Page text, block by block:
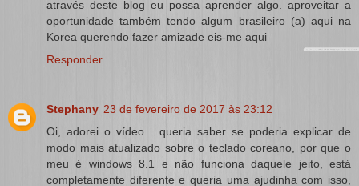
através deste blog eu possa aprender algo. aproveitar a
oportunidade também tendo algum brasileiro (a) aqui na
Korea querendo fazer amizade eis-me aqui
Responder
Stephany 23 de fevereiro de 2017 às 23:12
Oi, adorei o vídeo... queria saber se poderia explicar de
modo mais atualizado sobre o teclado coreano, por que o
meu é windows 8.1 e não funciona daquele jeito, está
completamente diferente e queria uma ajudinha com isso,